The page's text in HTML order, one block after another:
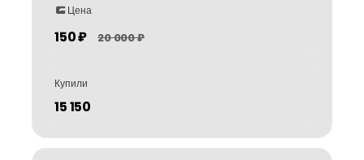
Цена
150 ₽ 20 000 ₽
Купили
15 150